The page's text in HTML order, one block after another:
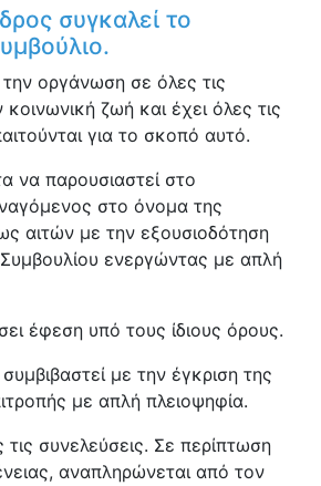
συγκαλεί το
οργάνωση σε όλες τις
κοινωνική ζωή και έχει όλες τις
για το σκοπό αυτό.
να παρουσιαστεί στο
στο όνομα της
αιτών με την εξουσιοδότηση
Συμβουλίου ενεργώντας με απλή
έφεση υπό τους ίδιους όρους.
με την έγκριση της
με απλή πλειοψηφία.
τις συνελεύσεις. Σε περίπτωση
αναπληρώνεται από τον